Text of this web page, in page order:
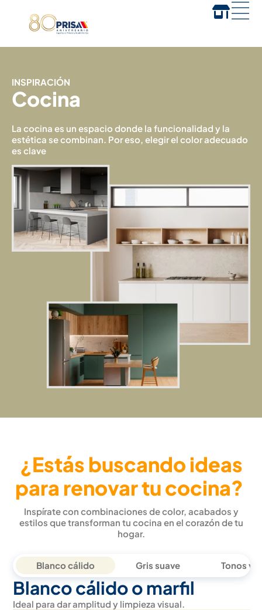
INSPIRACIÓN
Cocina
La cocina es un espacio donde la funcionalidad y la
estética se combinan. Por eso, elegir el color adecuado
es clave
¿Estás buscando ideas
para renovar tu cocina?
Inspírate con combinaciones de color, acabados y
estilos que transforman tu cocina en el corazón de tu
hogar.
Blanco cálido Gris suave Tonos
Blanco cálido o marfil
Ideal para dar amplitud y limpieza visual.